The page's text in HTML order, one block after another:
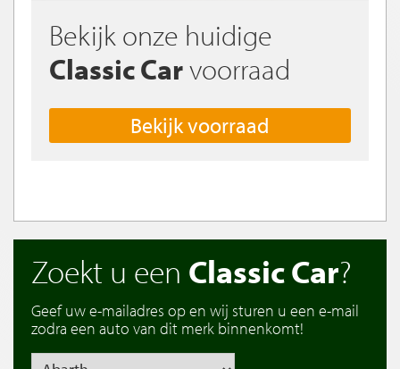
Bekijk onze huidige
Classic Carvoorraad
Bekijk voorraad
Zoekt u een Classic Car?
Geef uw e-mailadres op en wij sturen u een e-mail
zodra een auto van dit merk binnenkomt!